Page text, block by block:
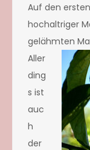
Auf den
hochaltriger
gelähmten
Aller
ding
s ist
auc
h
der